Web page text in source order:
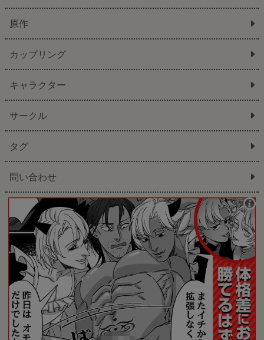
原作
カップリング
キャラクター
サークル
タグ
問い合わせ